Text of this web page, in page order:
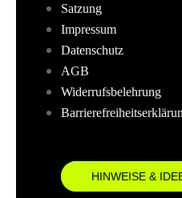
Satzung
Impressum
Datenschutz
AGB
Widerrufsbelehrung
HINWEISE &